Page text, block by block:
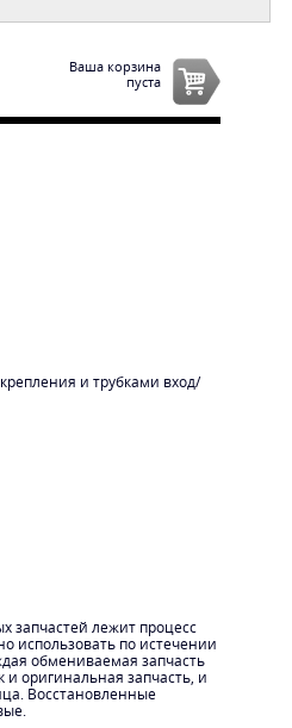
Ваша корзина
пуста
и трубками вход/
запчастей лежит процесс
использовать по истечении
обмениваемая запчасть
и оригинальная запчасть, и
Восстановленные